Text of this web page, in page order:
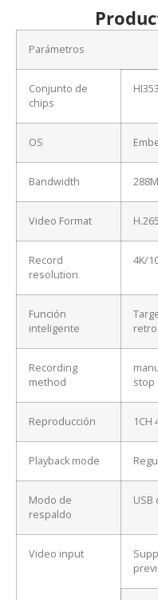
Parámetros
Conjunto de
chips
OS
Bandwidth 288M
Video Format
Record
resolution
4K/
Función
inteligente
Recording
method
stop
Reproducción 1CH
Playback mode
Modo de
respaldo
Video input